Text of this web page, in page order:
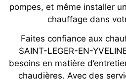
pompes, et même installer
chauffage dans
Faites confiance aux
SAINT-LEGER-EN-
besoins en matière
chaudières. Avec des